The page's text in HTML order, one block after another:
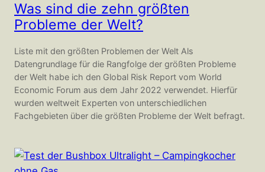
Was sind die zehn größten
Probleme der Welt?
Liste mit den größten Problemen der Welt Als
Datengrundlage für die Rangfolge der größten Probleme
der Welt habe ich den Global Risk Report vom World
Economic Forum aus dem Jahr 2022 verwendet. Hierfür
wurden weltweit Experten von unterschiedlichen
Fachgebieten über die größten Probleme der Welt befragt.